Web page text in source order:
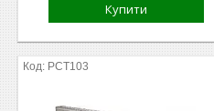
Купити
РСТ103